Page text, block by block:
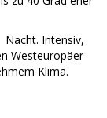
Nacht. Intensiv,
Westeuropäer
Klima.